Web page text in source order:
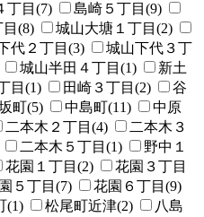
丁目(7)
島崎５丁目(9)
(8)
城山大塘１丁目(2)
代２丁目(3)
城山下代３丁
城山半田４丁目(1)
新土
目(1) 田崎３丁目(2)
谷
町(5) 中島町(11)
中原
二本木２丁目(4)
二本木３
二本木５丁目(1)
野中１
花園１丁目(2)
花園３丁目
５丁目(7)
花園６丁目(9)
(1) 松尾町近津(2)
八島